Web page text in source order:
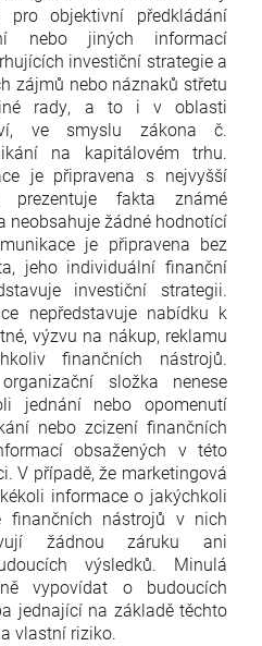
pro objektivní předkládání
nebo jiných informací
investiční strategie a
zájmů nebo náznaků střetu
rady, a to i v oblasti
ve smyslu zákona č.
na kapitálovém trhu.
je připravena s nejvyšší
prezentuje fakta známé
neobsahuje žádné hodnotící
je připravena bez
jeho individuální finanční
investiční strategii.
nepředstavuje nabídku k
výzvu na nákup, reklamu
finančních nástrojů.
složka nenese
jednání nebo opomenutí
nebo zcizení finančních
obsažených v této
V případě, že marketingová
informace o jakýchkoli
finančních nástrojů v nich
žádnou záruku ani
výsledků. Minulá
vypovídat o budoucích
jednající na základě těchto
vlastní riziko.